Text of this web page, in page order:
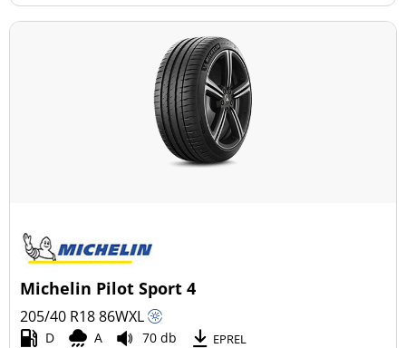
Michelin Pilot Sport 4
205/40 R1886WXL
D A 70 db EPREL